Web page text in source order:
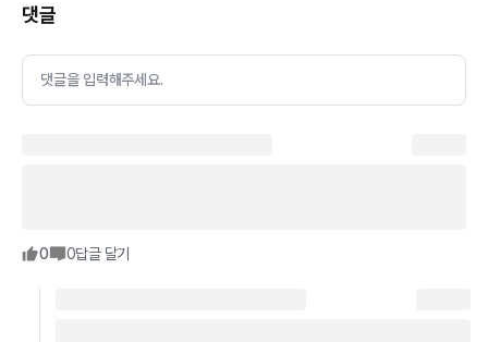
댓글
댓글을 입력해주세요.
0 0답글 달기